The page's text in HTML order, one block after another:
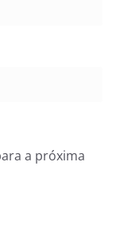
a próxima